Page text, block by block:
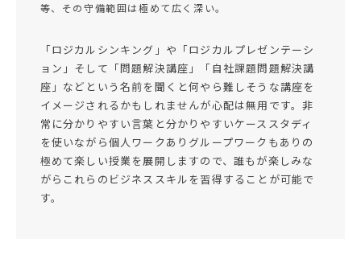
等、その守備範囲は極めて広く深い。
「ロジカルシンキング」や「ロジカルプレゼンテーシ
ョン」そして「問題解決講座」「自社課題問題解決講
座」などという名前を聞くと何やら難しそうな講座を
イメージされるかもしれませんが心配は無用です。非
常に分かりやすい言葉と分かりやすいケーススタディ
を使いながら個人ワークありグループワークもありの
極めて楽しい授業を展開しますので、誰もが楽しみな
がらこれらのビジネススキルを習得することが可能で
す。